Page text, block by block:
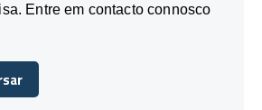
Entre em contacto connosco